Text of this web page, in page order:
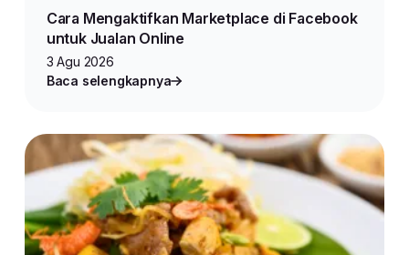
Cara Mengaktifkan Marketplace di Facebook
untuk Jualan Online
3 Agu 2026
Baca selengkapnya